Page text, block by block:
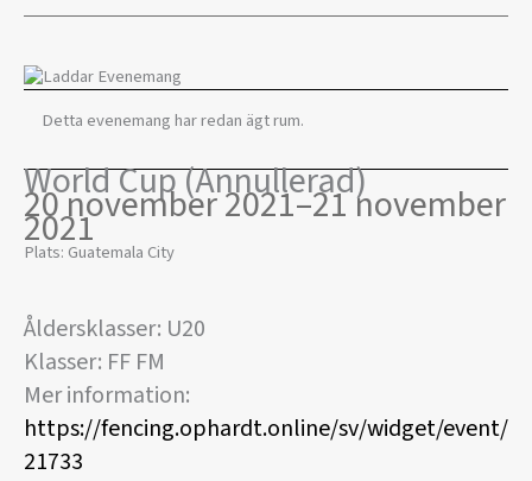
Detta evenemang har redan ägt rum.
World Cup (Annullerad)
20 november 2021–21 november
2021
Plats: Guatemala City
Åldersklasser: U20
Klasser: FF FM
Mer information:
https://fencing.ophardt.online/sv/widget/event/
21733